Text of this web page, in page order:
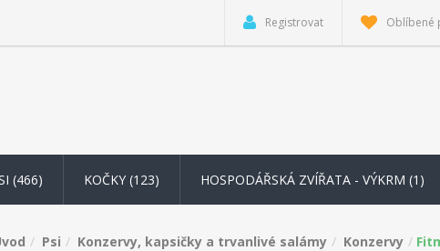
Registrovat Oblíbené
(466) KOČKY (123) HOSPODÁŘSKÁ ZVÍŘATA - VÝKRM (1)
Psi Konzervy, kapsičky a trvanlivé salámy Konzervy